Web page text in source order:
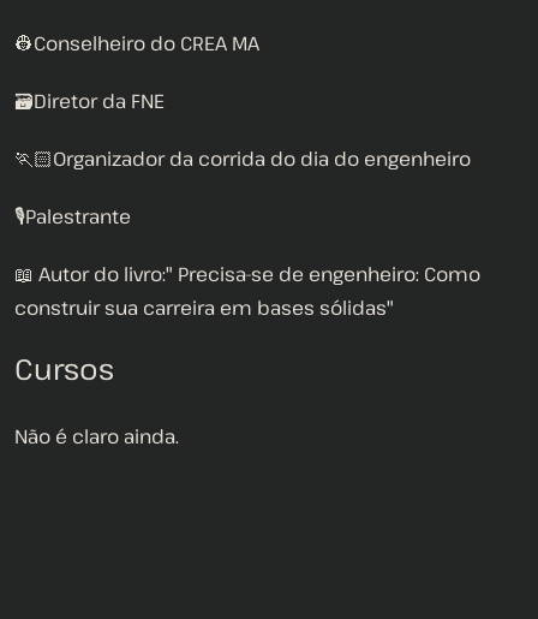
👷Conselheiro do CREA MA
🗃Diretor da FNE
🏃🏻Organizador da corrida do dia do engenheiro
🎙Palestrante
📖 Autor do livro:" Precisa-se de engenheiro: Como
construir sua carreira em bases sólidas"
Cursos
Não é claro ainda.